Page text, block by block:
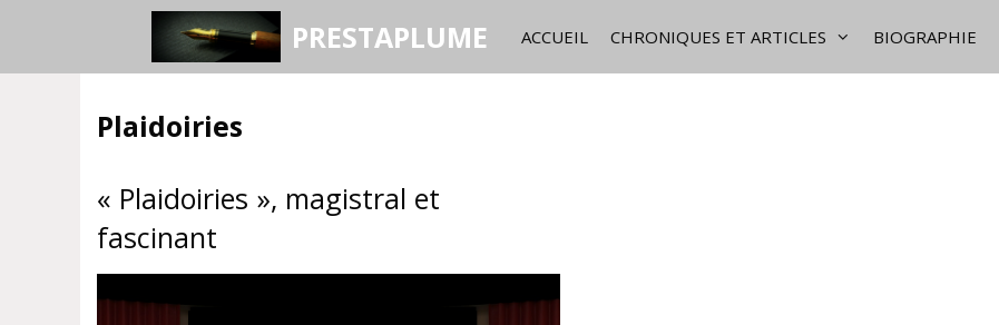
PRESTAPLUME ACCUEIL CHRONIQUES ET ARTICLES BIOGRAPHIE
Plaidoiries
« Plaidoiries », magistral et
fascinant